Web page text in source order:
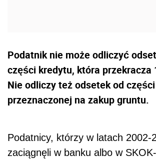
Podatnik nie może odliczyć
części kredytu, która przekracza
Nie odliczy też odsetek od
przeznaczonej na zakup gruntu.
Podatnicy, którzy w latach 2002-
zaciągnęli w banku albo w